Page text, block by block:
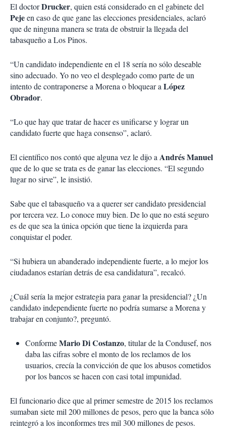
El doctorDrucker, quien está considerado en el gabinete del
Pejeen caso de que gane las elecciones presidenciales, aclaró
que de ninguna manera se trata de obstruir la llegada del
tabasqueño a Los Pinos.
“Un candidato independiente en el 18 sería no sólo deseable
sino adecuado. Yo no veo el desplegado como parte de un
intento de contraponerse a Morena o bloquear a López
Obrador.
“Lo que hay que tratar de hacer es unificarse y lograr un
candidato fuerte que haga consenso”, aclaró.
El científico nos contó que alguna vez le dijo a Andrés Manuel
que de lo que se trata es de ganar las elecciones. “El segundo
lugar no sirve”, le insistió.
Sabe que el tabasqueño va a querer ser candidato presidencial
por tercera vez. Lo conoce muy bien. De lo que no está seguro
es de que sea la única opción que tiene la izquierda para
conquistar el poder.
“Si hubiera un abanderado independiente fuerte, a lo mejor los
ciudadanos estarían detrás de esa candidatura”, recalcó.
¿Cuál sería la mejor estrategia para ganar la presidencial? ¿Un
candidato independiente fuerte no podría sumarse a Morena y
trabajar en conjunto?, preguntó.
ConformeMario Di Costanzo, titular de la Condusef, nos
daba las cifras sobre el monto de los reclamos de los
usuarios, crecía la convicción de que los abusos cometidos
por los bancos se hacen con casi total impunidad.
El funcionario dice que al primer semestre de 2015 los reclamos
sumaban siete mil 200 millones de pesos, pero que la banca sólo
reintegró a los inconformes tres mil 300 millones de pesos.